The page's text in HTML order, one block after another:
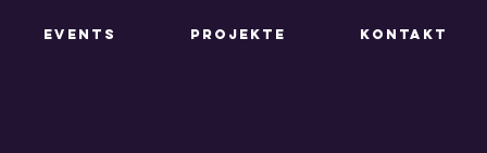
EVENTS PROJEKTE KONTAKT